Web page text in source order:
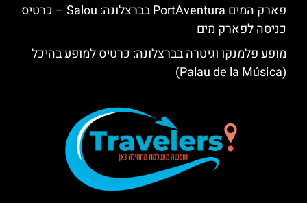
פארק המים PortAventura בברצלונה: Salou – כרטיס
כניסה לפארק מים
מופע פלמנקו וגיטרה בברצלונה: כרטיס למופע בהיכל
(Palau de la Música)